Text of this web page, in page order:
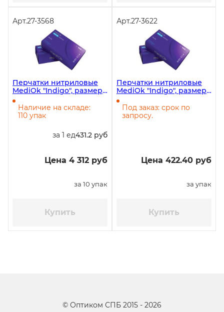
Арт.27-3568
Перчатки нитриловые
MediOk "Indigo", размер
S, фиолетовые, 100 штук
в упаковке, 10 упаковок в
коробке
Наличие на складе:
110 упак
за 1 ед431.2 руб
Цена 4 312 руб
за 10 упак
Купить
Арт.27-3622
Перчатки нитриловые
MediOk "Indigo", размер
L, фиолетовые, 100 штук
в упаковке, 10 упаковок в
коробке
Под заказ: срок по
запросу.
Цена 422.40 руб
за упак
Купить
© Оптиком СПБ 2015 - 2026